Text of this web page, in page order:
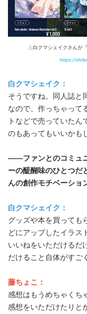
△白クマシェイクさんが
https://
白クマシェイク：
そうですね。同人誌と
なので、作っちゃって
トなどで売っていたん
のもあってもいいかも
――ファンとのコミュ
ーの醍醐味のひとつだ
んの創作モチベーショ
白クマシェイク：
グッズや本を買っても
どにアップしたイラス
いいねをいただけるだ
だけること自体がすご
藤ちょこ：
感想はもうめちゃくち
感想をいただけたりと